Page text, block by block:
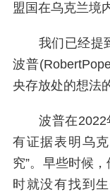
盟国在乌克兰境
我们已经提到
波普
央存放处的想法
波普在2022
有证据表明乌
究”。早些时候
时就没有找到